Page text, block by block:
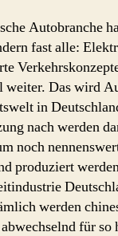
Autobranche
fast alle:
weiter. Das wird
in
nach werden
noch
produziert
werden
für so